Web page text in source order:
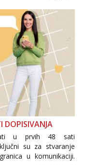
DOPISIVANJA
u prvih 48 sati
su za stvaranje
u komunikaciji.